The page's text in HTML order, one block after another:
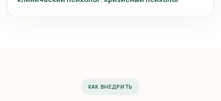
КАК ВНЕДРИТЬ